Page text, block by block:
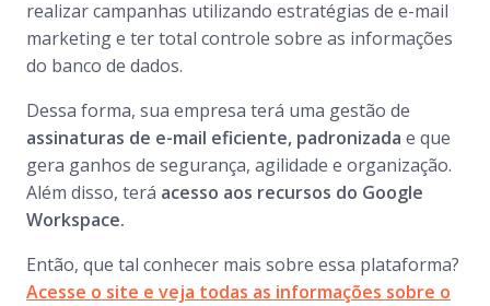
realizar campanhas utilizando estratégias de e-mail
marketing e ter total controle sobre as informações
do banco de dados.
Dessa forma, sua empresa terá uma gestão de
assinaturas de e-mail eficiente, padronizada e que
gera ganhos de segurança, agilidade e organização.
Além disso, terá acesso aos recursos do Google
Workspace.
Então, que tal conhecer mais sobre essa plataforma?
Acesse o site e veja todas as informações sobre o